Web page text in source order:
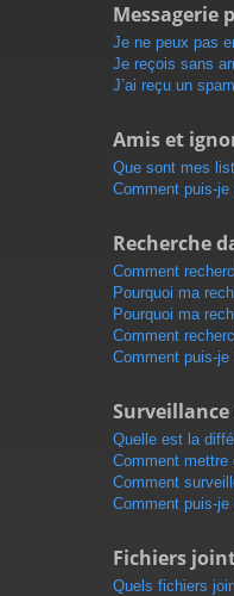
Messagerie
Je ne peux pas
Je reçois sans
J’ai reçu un
Amis et
Que sont mes
Comment puis-je
Recherche
Comment
Pourquoi ma
Pourquoi ma
Comment
Comment puis-
Quelle est la
Comment
Comment
Comment puis-
Fichiers
Quels fichiers